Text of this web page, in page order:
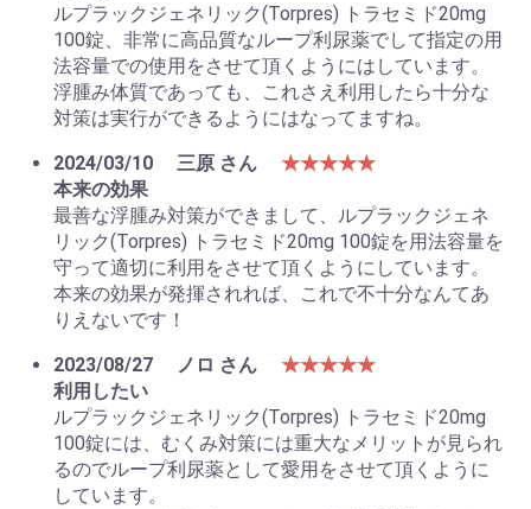
ルプラックジェネリック(Torpres) トラセミド20mg
100錠、非常に高品質なループ利尿薬でして指定の用
法容量での使用をさせて頂くようにはしています。
浮腫み体質であっても、これさえ利用したら十分な
対策は実行ができるようにはなってますね。
2024/03/10
三原 さん
★★★★★
本来の効果
最善な浮腫み対策ができまして、ルプラックジェネ
リック(Torpres) トラセミド20mg 100錠を用法容量を
守って適切に利用をさせて頂くようにしています。
本来の効果が発揮されれば、これで不十分なんてあ
りえないです！
2023/08/27
ノロ さん
★★★★★
利用したい
ルプラックジェネリック(Torpres) トラセミド20mg
100錠には、むくみ対策には重大なメリットが見られ
るのでループ利尿薬として愛用をさせて頂くように
しています。